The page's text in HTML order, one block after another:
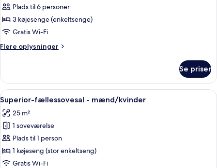
Superior-
fællessovesal
-
kvinder
Plads til 6 personer
3 køjesenge (enkeltsenge)
Gratis Wi-Fi
Flere oplysninger
Flere
fællessovesal
kun
kvinder
Se priser
Indlæs
alle
billeder
af
Superior-
fællessovesal
-
En køjeseng med træramme, hvidt
6
Superior-fællessovesal - mænd/kvinder
25 m²
1 soveværelse
Plads til 1 person
1 køjeseng (stor enkeltseng)
Gratis Wi-Fi